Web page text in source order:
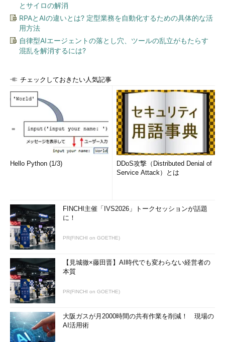
とサイロの解消
RPAとAIの違いとは? 定型業務を自動化するための具体的な活
用方法
自律型AIエージェントの落とし穴、ツールの乱立がもたらす
混乱を解消するには?
チェックしておきたい人気記事
Hello Python (1/3)
DDoS攻撃（Distributed Denial of
Service Attack）とは
FINCHI主催「IVS2026」トークセッションが話題
に！
PR(FINCHI on GOETHE)
【見城徹×藤田晋】AI時代でも変わらない経営者の
本質
PR(FINCHI on GOETHE)
大阪ガスが月2000時間の共有作業を削減！ 現場の
AI活用術